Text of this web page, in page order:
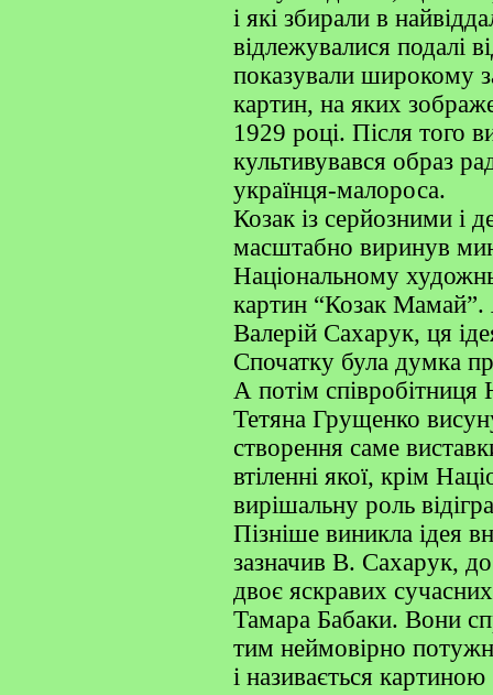
і які збирали в
відлежувалися подалі
показували широкому
картин, на яких
1929 році. Після того
культивувався образ
українця-малороса.
Козак із серйозними і
масштабно виринув
Національному
картин “Козак Мамай”.
Валерій Сахарук, ця
Спочатку була думка
А потім
Тетяна Грущенко
створення саме
втіленні якої, крім
вирішальну роль
Пізніше виникла ідея
зазначив В. Сахарук,
двоє яскравих
Тамара Бабаки. Вони
тим неймовірно
і називається